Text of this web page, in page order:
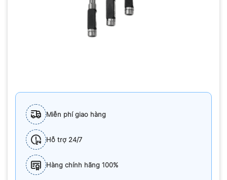
Miễn phí giao hàng
Hỗ trợ 24/7
Hàng chính hãng 100%